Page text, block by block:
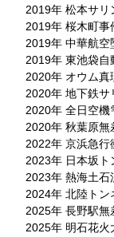
2019年 松本サリ
2019年 桜木町事
2019年 中華航空
2019年 東池袋自
2020年 オウム真
2020年 地下鉄サ
2020年 全日空機
2020年 秋葉原無
2022年 京浜急行
2023年 日本坂ト
2023年 熱海土石
2024年 北陸トン
2025年 長野駅無
2025年 明石花火